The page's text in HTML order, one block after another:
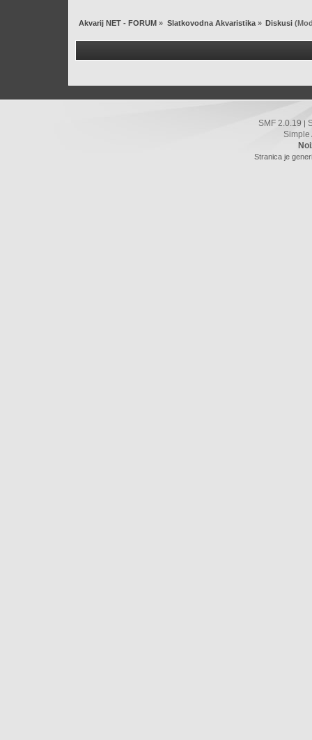
Akvarij NET - FORUM » Slatkovodna Akvaristika» Diskusi
SMF 2.0.19 |
Simple
Stranica je